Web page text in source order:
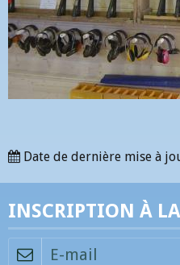
Date de dernière mise à
INSCRIPTION À